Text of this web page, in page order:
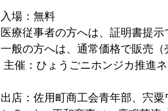
入場：無料
医療従事者の方へは、証明書提示
一般の方へは、通常価格で販売（
主催：ひょうごニホンジカ推進
出店：佐用町商工会青年部、宍